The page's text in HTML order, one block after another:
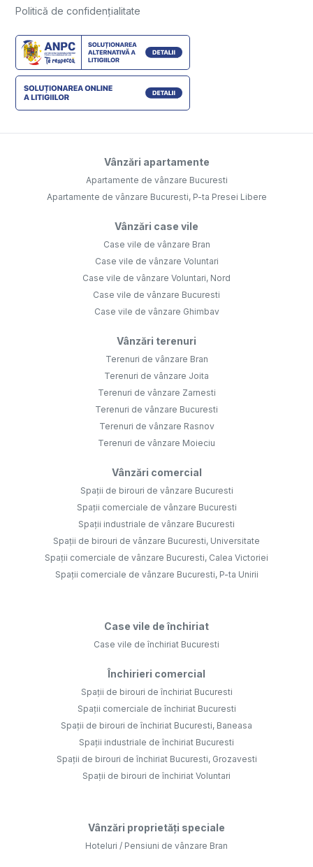
Politică de confidențialitate
Vânzări apartamente
Apartamente de vânzare Bucuresti
Apartamente de vânzare Bucuresti, P-ta Presei Libere
Vânzări case vile
Case vile de vânzare Bran
Case vile de vânzare Voluntari
Case vile de vânzare Voluntari, Nord
Case vile de vânzare Bucuresti
Case vile de vânzare Ghimbav
Vânzări terenuri
Terenuri de vânzare Bran
Terenuri de vânzare Joita
Terenuri de vânzare Zarnesti
Terenuri de vânzare Bucuresti
Terenuri de vânzare Rasnov
Terenuri de vânzare Moieciu
Vânzări comercial
Spații de birouri de vânzare Bucuresti
Spații comerciale de vânzare Bucuresti
Spații industriale de vânzare Bucuresti
Spații de birouri de vânzare Bucuresti, Universitate
Spații comerciale de vânzare Bucuresti, Calea Victoriei
Spații comerciale de vânzare Bucuresti, P-ta Unirii
Case vile de închiriat
Case vile de închiriat Bucuresti
Închirieri comercial
Spații de birouri de închiriat Bucuresti
Spații comerciale de închiriat Bucuresti
Spații de birouri de închiriat Bucuresti, Baneasa
Spații industriale de închiriat Bucuresti
Spații de birouri de închiriat Bucuresti, Grozavesti
Spații de birouri de închiriat Voluntari
Vânzări proprietăți speciale
Hoteluri / Pensiuni de vânzare Bran